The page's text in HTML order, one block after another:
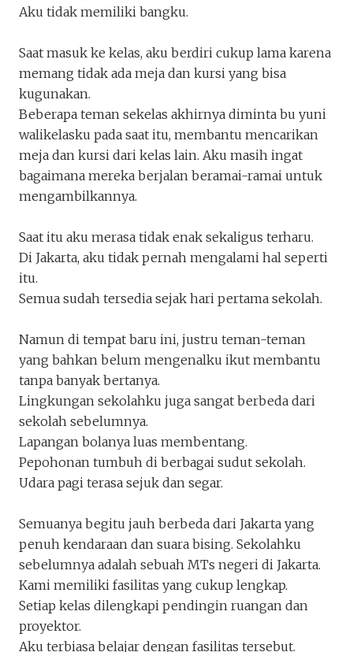
Aku tidak memiliki bangku.
Saat masuk ke kelas, aku berdiri cukup lama karena
memang tidak ada meja dan kursi yang bisa
kugunakan.
Beberapa teman sekelas akhirnya diminta bu yuni
walikelasku pada saat itu, membantu mencarikan
meja dan kursi dari kelas lain. Aku masih ingat
bagaimana mereka berjalan beramai-ramai untuk
mengambilkannya.
Saat itu aku merasa tidak enak sekaligus terharu.
Di Jakarta, aku tidak pernah mengalami hal seperti
itu.
Semua sudah tersedia sejak hari pertama sekolah.
Namun di tempat baru ini, justru teman-teman
yang bahkan belum mengenalku ikut membantu
tanpa banyak bertanya.
Lingkungan sekolahku juga sangat berbeda dari
sekolah sebelumnya.
Lapangan bolanya luas membentang.
Pepohonan tumbuh di berbagai sudut sekolah.
Udara pagi terasa sejuk dan segar.
Semuanya begitu jauh berbeda dari Jakarta yang
penuh kendaraan dan suara bising. Sekolahku
sebelumnya adalah sebuah MTs negeri di Jakarta.
Kami memiliki fasilitas yang cukup lengkap.
Setiap kelas dilengkapi pendingin ruangan dan
proyektor.
Aku terbiasa belajar dengan fasilitas tersebut.